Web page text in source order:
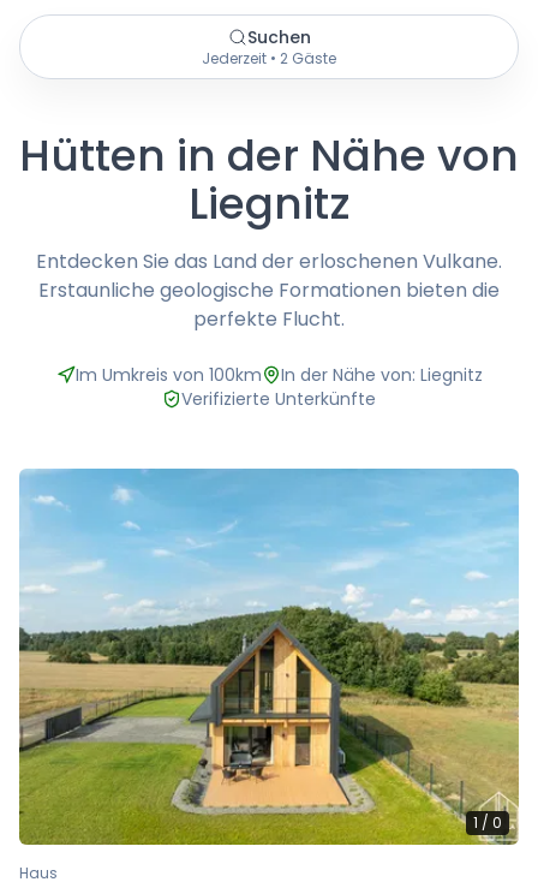
Suchen
Jederzeit • 2 Gäste
Hütten in der Nähe von
Liegnitz
Entdecken Sie das Land der erloschenen Vulkane.
Erstaunliche geologische Formationen bieten die
perfekte Flucht.
Im Umkreis von 100km
In der Nähe von: Liegnitz
Verifizierte Unterkünfte
1 / 0
Haus